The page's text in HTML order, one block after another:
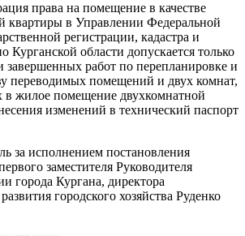
права на помещение в качестве
квартиры в Управлении Федеральной
регистрации, кадастра и
Курганской области допускается только
завершенных работ по перепланировке и
переводимых помещений и двух комнат,
в жилое помещение двухкомнатной
изменений в технический паспорт
за исполнением постановления
заместителя Руководителя
города Кургана, директора
городского хозяйства Руденко